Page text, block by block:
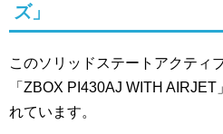
ズ」
このソリッドステートアクティ
「ZBOX PI430AJ WITH
れています。